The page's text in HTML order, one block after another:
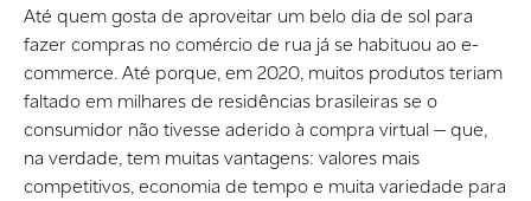
Até quem gosta de aproveitar um belo dia de sol para
fazer compras no comércio de rua já se habituou ao e-
commerce. Até porque, em 2020, muitos produtos teriam
faltado em milhares de residências brasileiras se o
consumidor não tivesse aderido à compra virtual — que,
na verdade, tem muitas vantagens: valores mais
competitivos, economia de tempo e muita variedade para